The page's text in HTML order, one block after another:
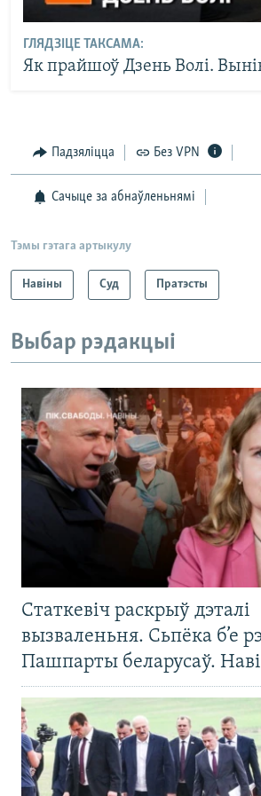
ГЛЯДЗІЦЕ ТАКСАМА:
Як прайшоў Дзень Волі.
Падзяліцца Без VPN
Сачыце за абнаўленьнямі
Тэмы гэтага артыкулу
Навіны Суд Пратэсты
Выбар рэдакцыі
Статкевіч раскрыў дэталі
вызваленьня. Сьпёка б’е
Пашпарты беларусаў.